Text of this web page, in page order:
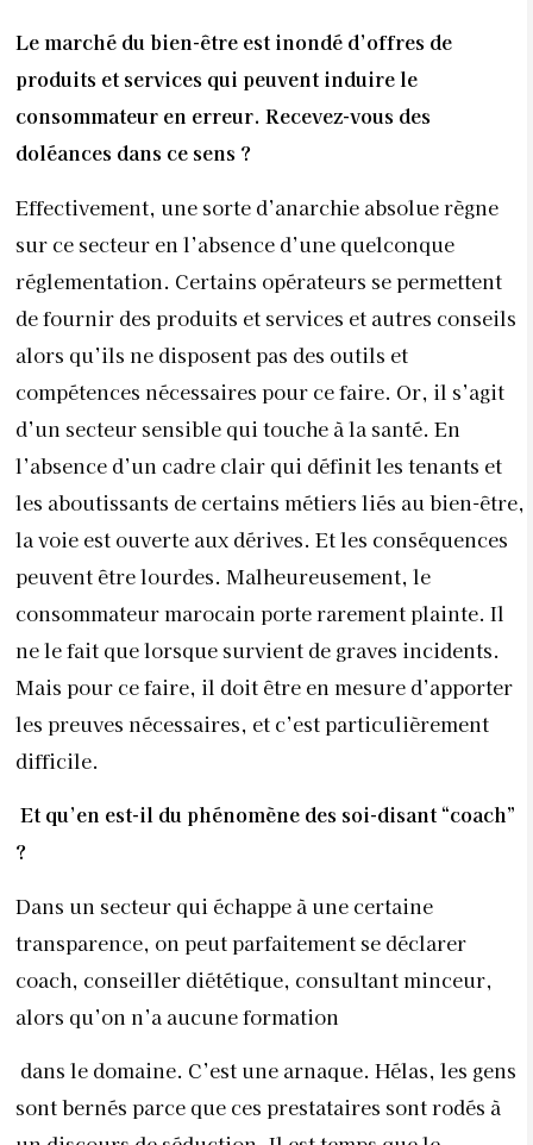
Le marché du bien-être est inondé d’offres de
produits et services qui peuvent induire le
consommateur en erreur. Recevez-vous des
doléances dans ce sens ?
Effectivement, une sorte d’anarchie absolue règne
sur ce secteur en l’absence d’une quelconque
réglementation. Certains opérateurs se permettent
de fournir des produits et services et autres conseils
alors qu’ils ne disposent pas des outils et
compétences nécessaires pour ce faire. Or, il s’agit
d’un secteur sensible qui touche à la santé. En
l’absence d’un cadre clair qui définit les tenants et
les aboutissants de certains métiers liés au bien-être,
la voie est ouverte aux dérives. Et les conséquences
peuvent être lourdes. Malheureusement, le
consommateur marocain porte rarement plainte. Il
ne le fait que lorsque survient de graves incidents.
Mais pour ce faire, il doit être en mesure d’apporter
les preuves nécessaires, et c’est particulièrement
difficile.
Et qu’en est-il du phénomène des soi-disant “coach”
?
Dans un secteur qui échappe à une certaine
transparence, on peut parfaitement se déclarer
coach, conseiller diététique, consultant minceur,
alors qu’on n’a aucune formation
dans le domaine. C’est une arnaque. Hélas, les gens
sont bernés parce que ces prestataires sont rodés à